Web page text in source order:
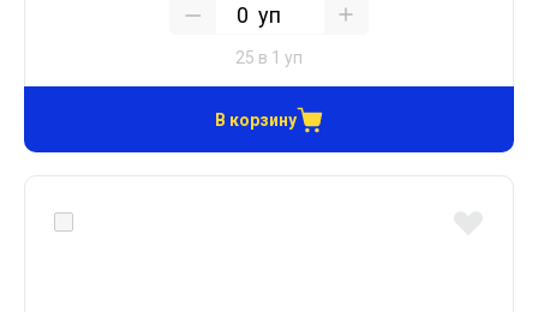
уп
25 в 1 уп
В корзину